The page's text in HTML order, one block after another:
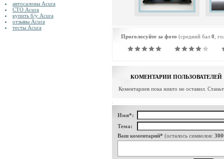
автосалоны Acura
СТО Acura
купить б/у Acura
отзывы Acura
тесты Acura
Проголосуйте за фото (средний бал 0 ,
КОМЕНТАРИИ ПОЛЬЗОВАТЕЛЕЙ
Коментариев пока никто не оставил.
Имя*:
Тема:
Ваш коментарий* (осталось символов: